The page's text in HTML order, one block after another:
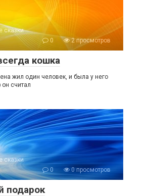
сказки
0
2 просмотров
кошка
жил один человек, и была у него
он считал
сказки
0
0 просмотров
подарок